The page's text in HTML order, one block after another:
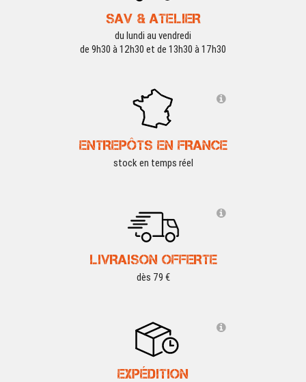
SAV & ATELIER
du lundi au vendredi
de 9h30 à 12h30 et de 13h30 à 17h30
ENTREPÔTS EN FRANCE
stock en temps réel
LIVRAISON OFFERTE
dès 79 €
EXPÉDITION